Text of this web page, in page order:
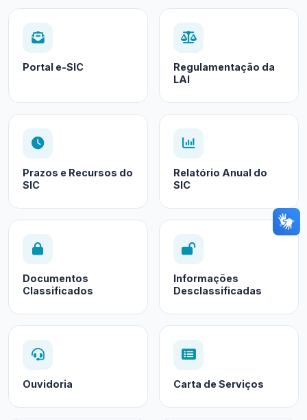
Portal e-SIC
Regulamentação da
LAI
Prazos e Recursos do
SIC
Relatório Anual do
SIC
Documentos
Classificados
Informações
Desclassificadas
Ouvidoria Carta de Serviços